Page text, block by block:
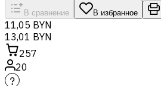
В сравнение В избранное
11,05 BYN
13,01 BYN
257
20